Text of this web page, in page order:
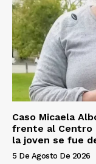
Caso Micaela
frente al Centro
la joven se fue
5 De Agosto De 2026